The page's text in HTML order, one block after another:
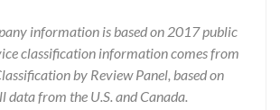
information is based on 2017 public
classification information comes from
by Review Panel, based on
data from the U.S. and Canada.